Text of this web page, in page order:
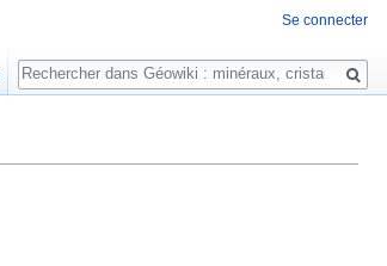
Se connecter
Rechercher